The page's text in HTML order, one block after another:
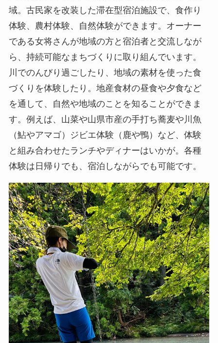
域。古民家を改装した滞在型宿泊施設で、食作り
体験、農村体験、自然体験ができます。オーナー
である女将さんが地域の方と宿泊者と交流しなが
ら、持続可能なまちづくりに取り組んでいます。
川でのんびり過ごしたり、地域の素材を使った食
づくりを体験したり。地産食材の昼食や夕食など
を通して、自然や地域のことを知ることができま
す。例えば、山菜や山県市産の手打ち蕎麦や川魚
（鮎やアマゴ）ジビエ体験（鹿や鴨）など、体験
と組み合わせたランチやディナーはいかが。各種
体験は日帰りでも、宿泊しながらでも可能です。